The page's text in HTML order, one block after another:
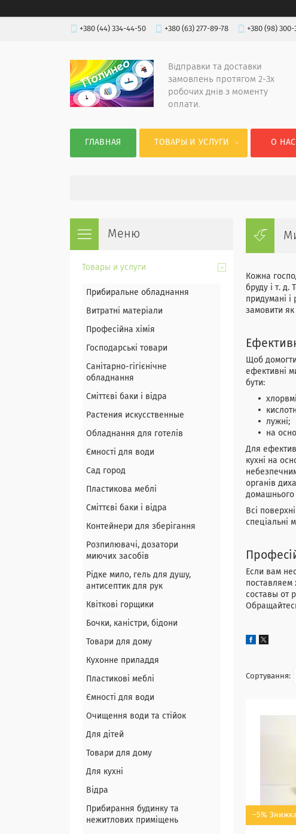
+380 (44) 334-44-50 +380 (63) 277-89-78 +380 (98) 300-
Відправки та доставки
замовлень протягом 2-3х
робочих днів з моменту
оплати.
ГЛАВНАЯ ТОВАРЫ И УСЛУГИ О НАС
Кожна
бруду і т. д.
придумані і
замовити як
Щоб
ефективні
бути:
лужні;
на
Для
кухні на
органів
домашнього
Всі
спеціальні
Если вам
составы от
–5%
Товары и услуги
Прибиральне обладнання
Витратні матеріали
Професійна хімія
Господарські товари
Санітарно-гігієнічне
обладнання
Сміттєві баки і відра
Растения искусственные
Обладнання для готелів
Ємності для води
Сад город
Пластикова меблі
Сміттєві баки і відра
Контейнери для зберігання
Розпилювачі, дозатори
миючих засобів
Рідке мило, гель для душу,
антисептик для рук
Квіткові горщики
Бочки, каністри, бідони
Товари для дому
Кухонне приладдя
Пластикові меблі
Ємності для води
Очищення води та стійок
Для дітей
Товари для дому
Для кухні
Відра
Прибирання будинку та
нежитлових приміщень